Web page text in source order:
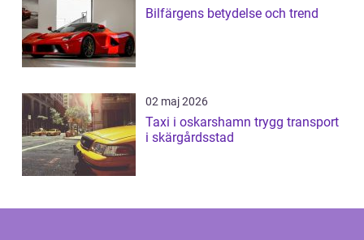
Bilfärgens betydelse och trend
02 maj 2026
Taxi i oskarshamn trygg transport
i skärgårdsstad